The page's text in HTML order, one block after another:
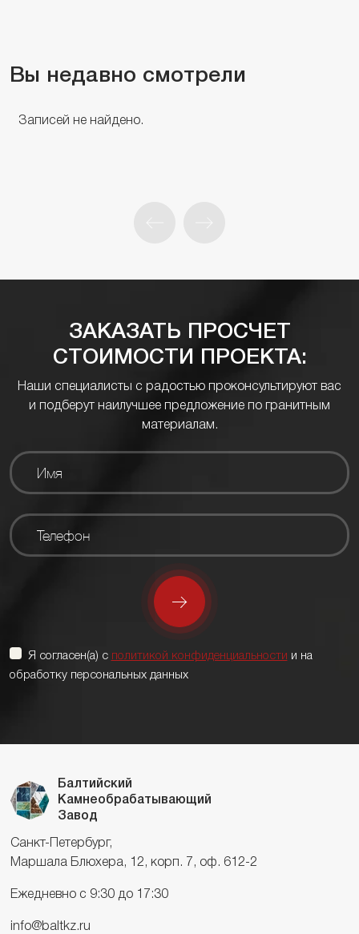
Вы недавно смотрели
Записей не найдено.
ЗАКАЗАТЬ ПРОСЧЕТ
СТОИМОСТИ ПРОЕКТА:
Наши специалисты с радостью проконсультируют вас
и подберут наилучшее предложение по гранитным
материалам.
Я согласен(а) с политикой конфиденциальности и на
обработку персональных данных
Балтийский
Камнеобрабатывающий
Завод
Санкт-Петербург,
Маршала Блюхера, 12, корп. 7, оф. 612-2
Ежедневно с 9:30 до 17:30
info@baltkz.ru